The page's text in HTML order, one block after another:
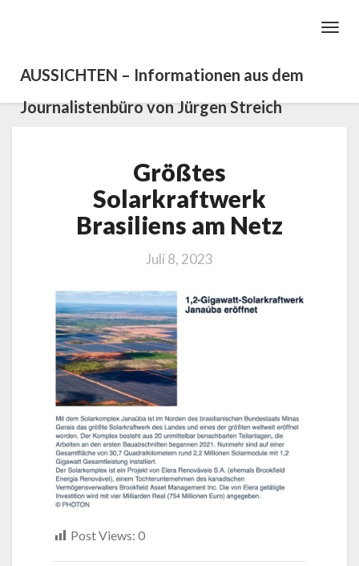
AUSSICHTEN – Informationen aus dem
Journalistenbüro von Jürgen Streich
Solarkraftwerk
Brasiliens
am
Netz
Größtes
Solarkraftwerk
Brasiliens am Netz
Juli 8, 2023
Post Views: 0